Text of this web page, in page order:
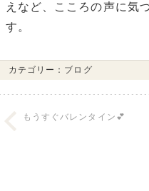
えなど、こころの声に気
す。
カテゴリー： ブログ
もうすぐバレンタイン💕